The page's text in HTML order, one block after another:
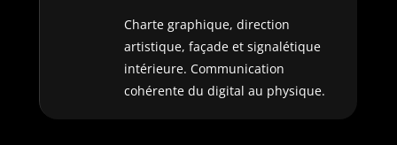
Charte graphique, direction
artistique, façade et signalétique
intérieure. Communication
cohérente du digital au physique.